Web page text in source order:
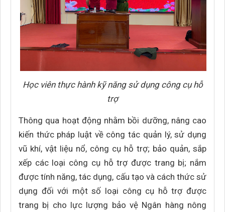
Học viên thực hành kỹ năng sử dụng công cụ hỗ
trợ
Thông qua hoạt động nhằm bồi dưỡng, nâng cao
kiến thức pháp luật về công tác quản lý, sử dụng
vũ khí, vật liệu nổ, công cụ hỗ trợ; bảo quản, sắp
xếp các loại công cụ hỗ trợ được trang bị; nắm
được tính năng, tác dụng, cấu tạo và cách thức sử
dụng đối với một số loại công cụ hỗ trợ được
trang bị cho lực lượng bảo vệ Ngân hàng nông